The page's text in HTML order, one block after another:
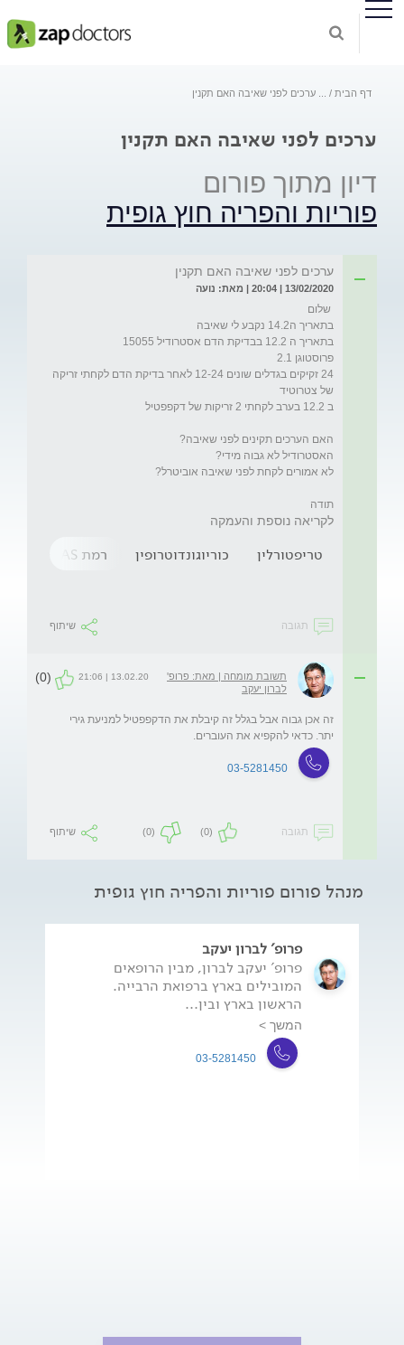
דף הבית ערכים לפני שאיבה האם תקנין
ערכים לפני שאיבה האם תקנין
דיון מתוך פורום
פוריות והפריה חוץ גופית
ערכים לפני שאיבה האם תקנין
13/02/2020 | 20:04 | מאת: נועה
24 זקיקים בגדלים שונים 12-24 לאחר בדיקת הדם לקחתי זריקה
תודה
לקריאה נוספת והעמקה
טריפטורלין כוריוגונדוטרופין רמת DHEAS גבוהה
תגובה שיתוף
תשובת מומחה | מאת: פרופ'
לברון יעקב
13.02.20 | 21:06
(0)
זה אכן גבוה אבל בגלל זה קיבלת את הדקפפטיל למניעת גירי
יתר. כדאי להקפיא את העוברים.
03-5281450
תגובה (0)
(0) שיתוף
מנהל פורום פוריות והפריה חוץ גופית
פרופ' לברון יעקב
פרופ' יעקב לברון, מבין הרופאים
המובילים בארץ ברפואת הרבייה.
הראשון בארץ ובין...
המשך >
03-5281450